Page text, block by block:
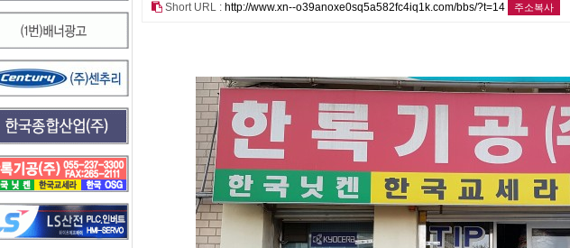
Short URL : http://www.xn--o39anoxe0sq5a582fc4iq1k.com/bbs/?t=14 주소복사